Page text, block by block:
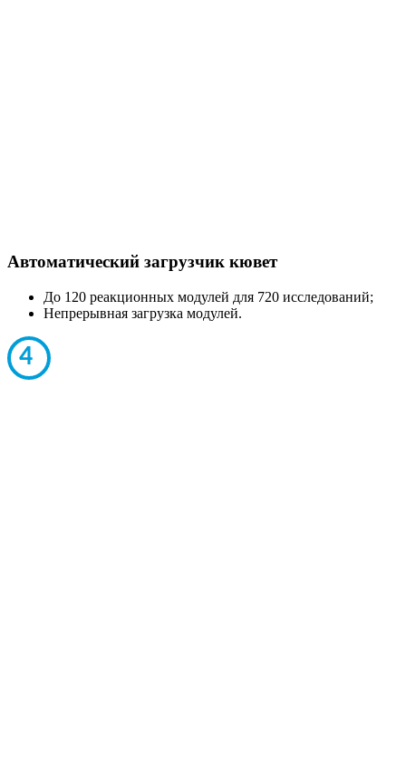
Автоматический загрузчик кювет
До 120 реакционных модулей для 720 исследований;
Непрерывная загрузка модулей.
4